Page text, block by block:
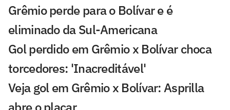
Grêmio perde para o Bolívar e é
eliminado da Sul-Americana
Gol perdido em Grêmio x Bolívar choca
torcedores: 'Inacreditável'
Veja gol em Grêmio x Bolívar: Asprilla